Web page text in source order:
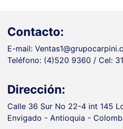
Contacto:
E-mail:
Teléfono: (4)520 9360 / Cel:
Dirección:
Calle 36 Sur No 22-4 int 145
Envigado - Antioquia -